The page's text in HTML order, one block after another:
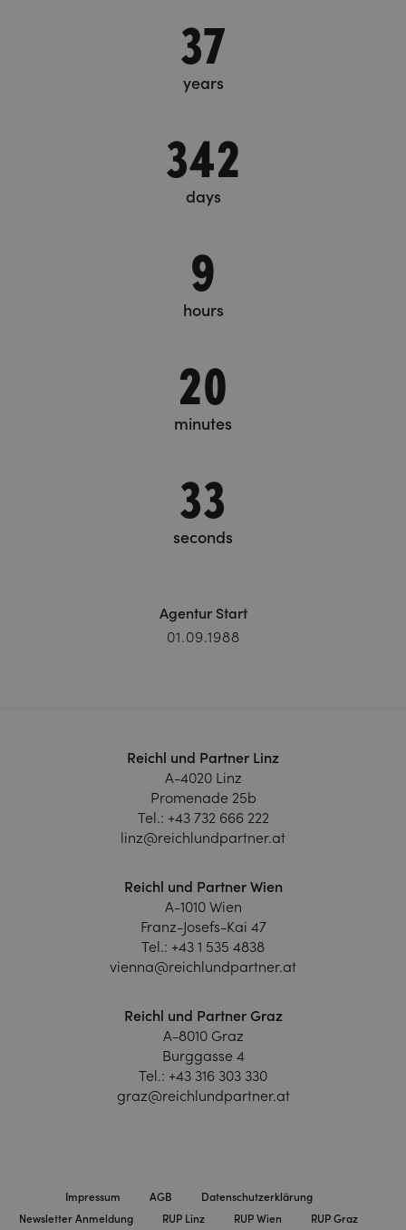
37
years
342
days
9
hours
20
minutes
35
seconds
Agentur Start
01.09.1988
Reichl und Partner Linz
A-4020 Linz
Promenade 25b
Tel.: +43 732 666 222
linz@reichlundpartner.at
Reichl und Partner Wien
A-1010 Wien
Franz-Josefs-Kai 47
Tel.: +43 1 535 4838
vienna@reichlundpartner.at
Reichl und Partner Graz
A-8010 Graz
Burggasse 4
Tel.: +43 316 303 330
graz@reichlundpartner.at
Impressum AGB
Datenschutzerklärung
Newsletter Anmeldung
RUP Linz RUP Wien RUP Graz